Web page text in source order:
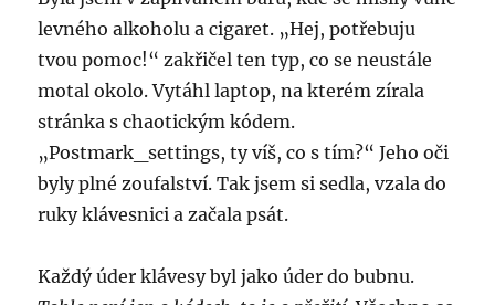
levného alkoholu a cigaret. „Hej, potřebuju
tvou pomoc!“ zakřičel ten typ, co se neustále
motal okolo. Vytáhl laptop, na kterém zírala
stránka s chaotickým kódem.
„Postmark_settings, ty víš, co s tím?“ Jeho oči
byly plné zoufalství. Tak jsem si sedla, vzala do
ruky klávesnici a začala psát.
Každý úder klávesy byl jako úder do bubnu.